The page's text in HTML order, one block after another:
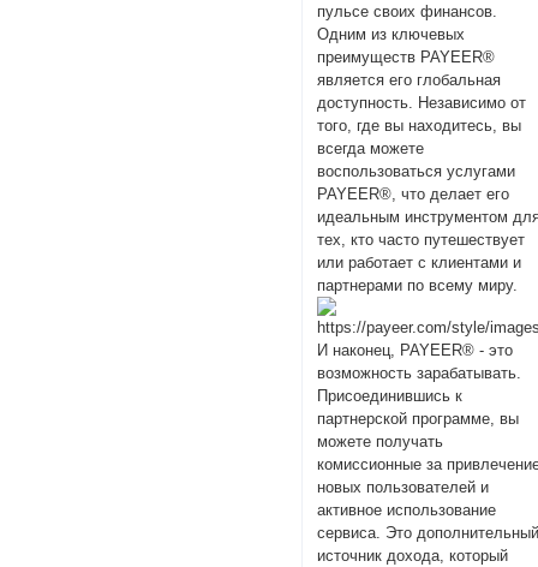
пульсе своих финансов.
Одним из ключевых
преимуществ PAYEER®
является его глобальная
доступность. Независимо от
того, где вы находитесь, вы
всегда можете
воспользоваться услугами
PAYEER®, что делает его
идеальным инструментом
тех, кто часто путешествует
или работает с клиентами и
партнерами по всему миру.
И наконец, PAYEER® - это
возможность зарабатывать.
Присоединившись к
партнерской программе, вы
можете получать
комиссионные за
новых пользователей и
активное использование
сервиса. Это
источник дохода, который